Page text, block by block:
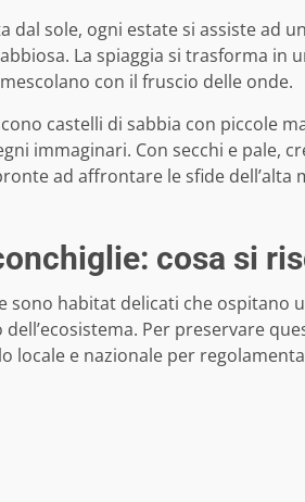
dal sole, ogni estate si assiste ad
La spiaggia si trasforma in
con il fruscio delle onde.
castelli di sabbia con piccole
immaginari. Con secchi e pale,
ad affrontare le sfide dell’alta
cosa si
sono habitat delicati che ospitano
Per preservare
locale e nazionale per